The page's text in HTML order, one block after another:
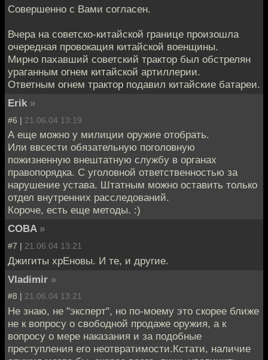
Совершенно с Вами согласен.
Вчера на советско-китайской границе произошла
очередная провокация китайской военщины.
Мирно пахавший советский трактор был обстрелян
ураганным огнем китайской артиллерии.
Ответным огнем трактор подавил китайские батареи.
Erik »
#6 | 21.06.04 13:19
А еще можно у милиции оружие отобрать.
Или ввсести обязательную поголовную
пожизненную внештатную службу в органах
правопорядка. С уголовной ответственностью за
нарушение устава. Штатным можно оставить только
отдел внутренних расследований.
Короче, есть еще методы. :)
COBA »
#7 | 21.06.04 13:21
Джигиты хрЕновы. И те, и другие.
Vladimir »
#8 | 21.06.04 13:21
Не знаю, не "эксперт", но по-моему это скорее ближе
не к вопросу о свободной продаже оружия, а к
вопросу о мере наказания и за подобные
преступления его неотвратимости.Кстати, наличие